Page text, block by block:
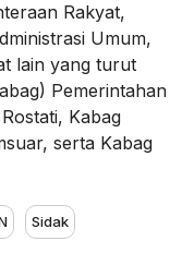
Rakyat,
Umum,
lain yang turut
Pemerintahan
Kabag
serta Kabag
Sidak